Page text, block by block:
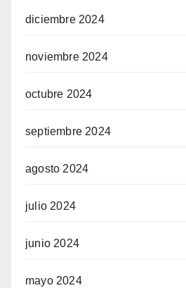
diciembre 2024
noviembre 2024
octubre 2024
septiembre 2024
agosto 2024
julio 2024
junio 2024
mayo 2024